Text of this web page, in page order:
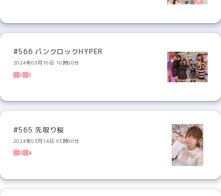
#566 パンクロックHYPER
2024年03月16日 10時00分
2
2
#565 先取り桜
2024年03月14日 03時00分
3
4